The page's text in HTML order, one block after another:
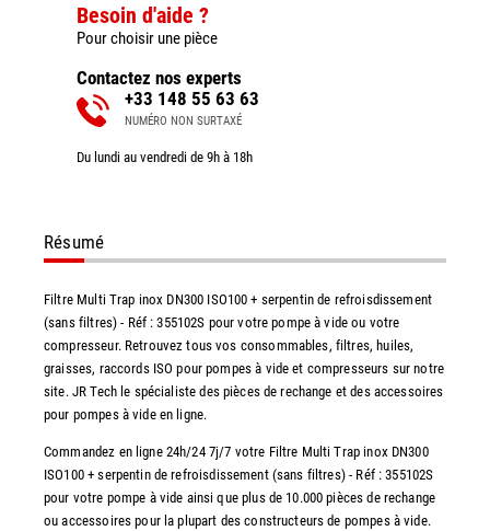
Besoin d'aide ?
Pour choisir une pièce
Contactez nos experts
+33 148 55 63 63
NUMÉRO NON SURTAXÉ
Du lundi au vendredi de 9h à 18h
Résumé
Filtre Multi Trap inox DN300 ISO100 + serpentin de refroisdissement
(sans filtres) - Réf : 355102S pour votre pompe à vide ou votre
compresseur. Retrouvez tous vos consommables, filtres, huiles,
graisses, raccords ISO pour pompes à vide et compresseurs sur notre
site. JR Tech le spécialiste des pièces de rechange et des accessoires
pour pompes à vide en ligne.
Commandez en ligne 24h/24 7j/7 votre Filtre Multi Trap inox DN300
ISO100 + serpentin de refroisdissement (sans filtres) - Réf : 355102S
pour votre pompe à vide ainsi que plus de 10.000 pièces de rechange
ou accessoires pour la plupart des constructeurs de pompes à vide.